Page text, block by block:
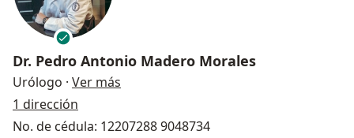
Dr. Pedro Antonio Madero Morales
Urólogo · Ver más
1 dirección
No. de cédula: 12207288 9048734